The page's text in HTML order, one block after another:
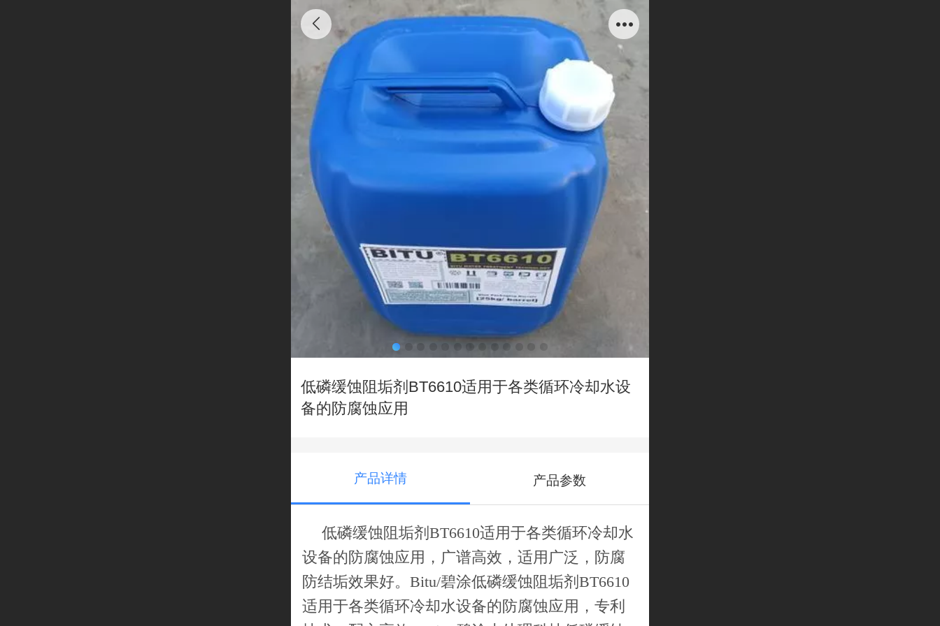
低磷缓蚀阻垢剂BT6610适用于各类循环冷却水设
备的防腐蚀应用
产品详情 产品参数
低磷缓蚀阻垢剂BT6610适用于各类循环冷却水
设备的防腐蚀应用，广谱高效，适用广泛，防腐
防结垢效果好。Bitu/碧涂低磷缓蚀阻垢剂BT6610
适用于各类循环冷却水设备的防腐蚀应用，专利